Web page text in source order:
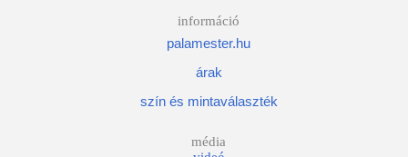
információ
palamester.hu
árak
szín és mintaválaszték
média